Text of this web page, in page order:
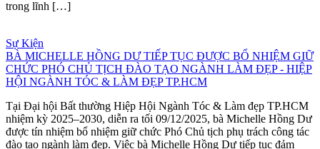
trong lĩnh […]
Sự Kiện
BÀ MICHELLE HỒNG DƯ TIẾP TỤC ĐƯỢC BỔ NHIỆM GIỮ
CHỨC PHÓ CHỦ TỊCH ĐÀO TẠO NGÀNH LÀM ĐẸP - HIỆP
HỘI NGÀNH TÓC & LÀM ĐẸP TP.HCM
Tại Đại hội Bất thường Hiệp Hội Ngành Tóc & Làm đẹp TP.HCM
nhiệm kỳ 2025–2030, diễn ra tối 09/12/2025, bà Michelle Hồng Dư
được tín nhiệm bổ nhiệm giữ chức Phó Chủ tịch phụ trách công tác
đào tạo ngành làm đẹp. Việc bà Michelle Hồng Dư tiếp tục đảm